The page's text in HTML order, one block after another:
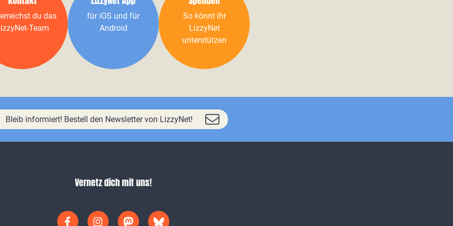
du das
Team
für iOS und für
Android
So könnt ihr
LizzyNet
unterstützen
Bleib informiert! Bestell den Newsletter von LizzyNet!
Vernetz dich mit uns!